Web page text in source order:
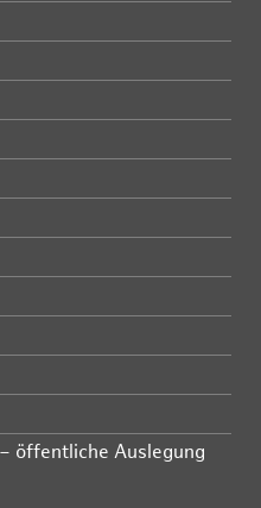
öffentliche Auslegung